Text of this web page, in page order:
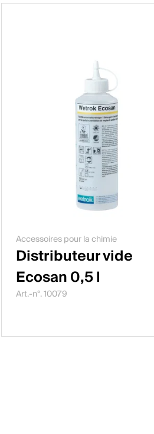
Accessoires pour la chimie
Distributeur vide
Ecosan 0,5 l
Art.-n°. 10079